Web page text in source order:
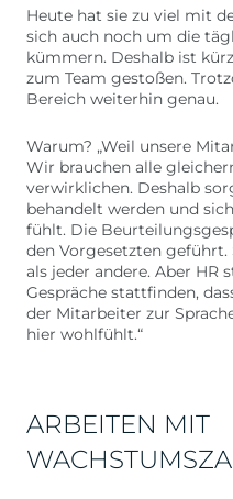
Heute hat sie zu viel mit
sich auch noch um die
kümmern. Deshalb ist
zum Team gestoßen.
Bereich weiterhin genau.
Warum? „Weil unsere
Wir brauchen alle
verwirklichen. Deshalb
behandelt werden und
fühlt. Die
den Vorgesetzten geführt.
als jeder andere. Aber HR
Gespräche stattfinden,
der Mitarbeiter zur
hier wohlfühlt.“
ARBEITEN MIT